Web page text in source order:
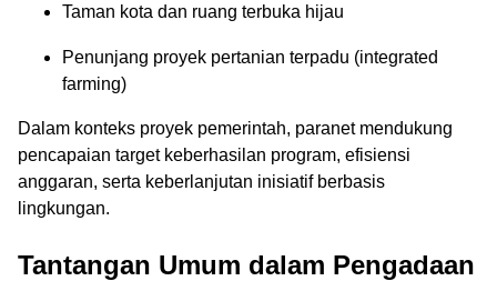
Taman kota dan ruang terbuka hijau
Penunjang proyek pertanian terpadu (integrated
farming)
Dalam konteks proyek pemerintah, paranet mendukung
pencapaian target keberhasilan program, efisiensi
anggaran, serta keberlanjutan inisiatif berbasis
lingkungan.
Tantangan Umum dalam Pengadaan